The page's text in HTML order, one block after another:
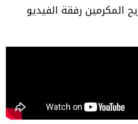
المكرمين رفقة الفيديو